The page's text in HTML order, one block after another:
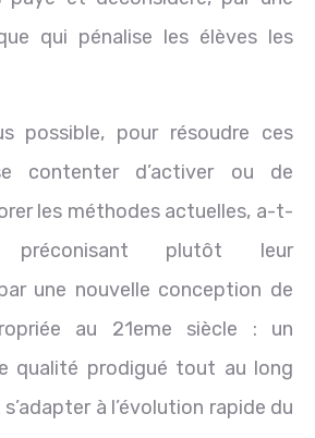
qui pénalise les élèves les
possible, pour résoudre ces
contenter d’activer ou de
les méthodes actuelles, a-t-
plutôt leur
une nouvelle conception de
au 21eme siècle : un
qualité prodigué tout au long
à l’évolution rapide du